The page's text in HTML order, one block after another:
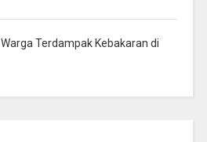
Terdampak Kebakaran di